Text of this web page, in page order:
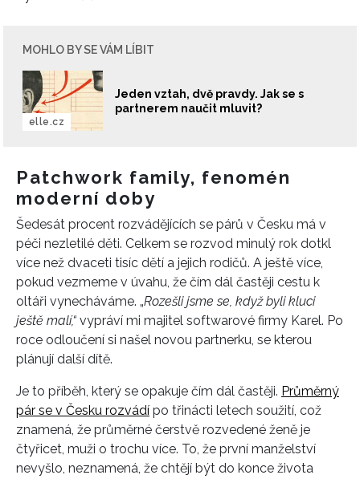
MOHLO BY SE VÁM LÍBIT
Jeden vztah, dvě pravdy. Jak se s
partnerem naučit mluvit?
elle.cz
Patchwork family, fenomén
moderní doby
Šedesát procent rozvádějících se párů v Česku má v
péči nezletilé děti. Celkem se rozvod minulý rok dotkl
více než dvaceti tisíc dětí a jejich rodičů. A ještě více,
pokud vezmeme v úvahu, že čím dál častěji cestu k
oltáři vynecháváme. „Rozešli jsme se, když byli kluci
ještě malí,“ vypráví mi majitel softwarové firmy Karel. Po
roce odloučení si našel novou partnerku, se kterou
plánují další dítě.
Je to příběh, který se opakuje čím dál častěji. Průměrný
pár se v Česku rozvádí po třinácti letech soužití, což
znamená, že průměrné čerstvě rozvedené ženě je
čtyřicet, muži o trochu více. To, že první manželství
nevyšlo, neznamená, že chtějí být do konce života